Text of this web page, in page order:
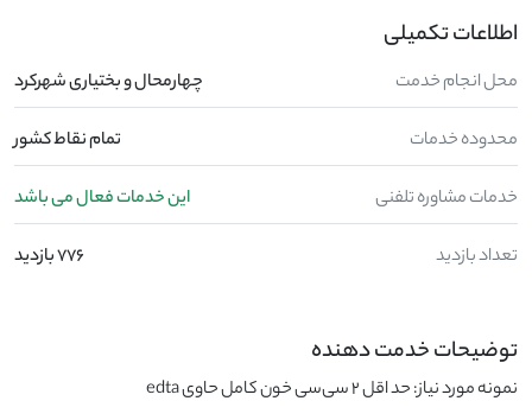
اطلاعات تکمیلی
محل انجام خدمت چهارمحال و بختیاری شهرکرد
محدوده خدمات تمام نقاط کشور
خدمات مشاوره تلفنی این خدمات فعال می باشد
تعداد بازدید 776 بازدید
توضیحات خدمت دهنده
نمونه مورد نیاز: حد اقل 2 سی‌سی خون کامل حاوی edta